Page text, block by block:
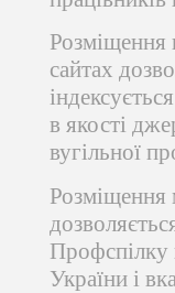
Розміщення
сайтах
в якості
вугільної
Розміщення
Профспілку
України і